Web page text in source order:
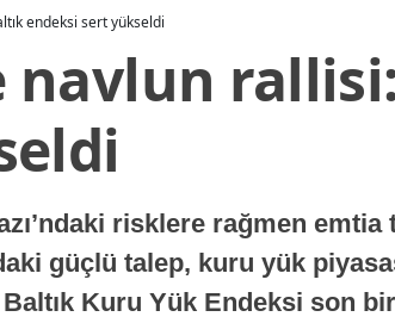
endeksi sert yükseldi
navlun
risklere rağmen emtia
güçlü talep, kuru yük
Kuru Yük Endeksi son